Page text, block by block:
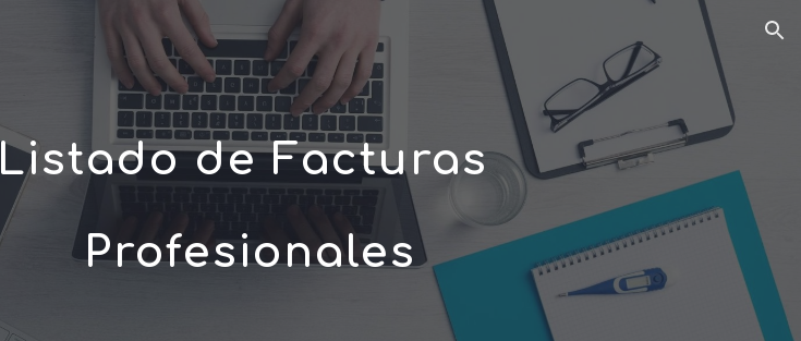
Skip to navigation
Listado de Facturas
Profesionales